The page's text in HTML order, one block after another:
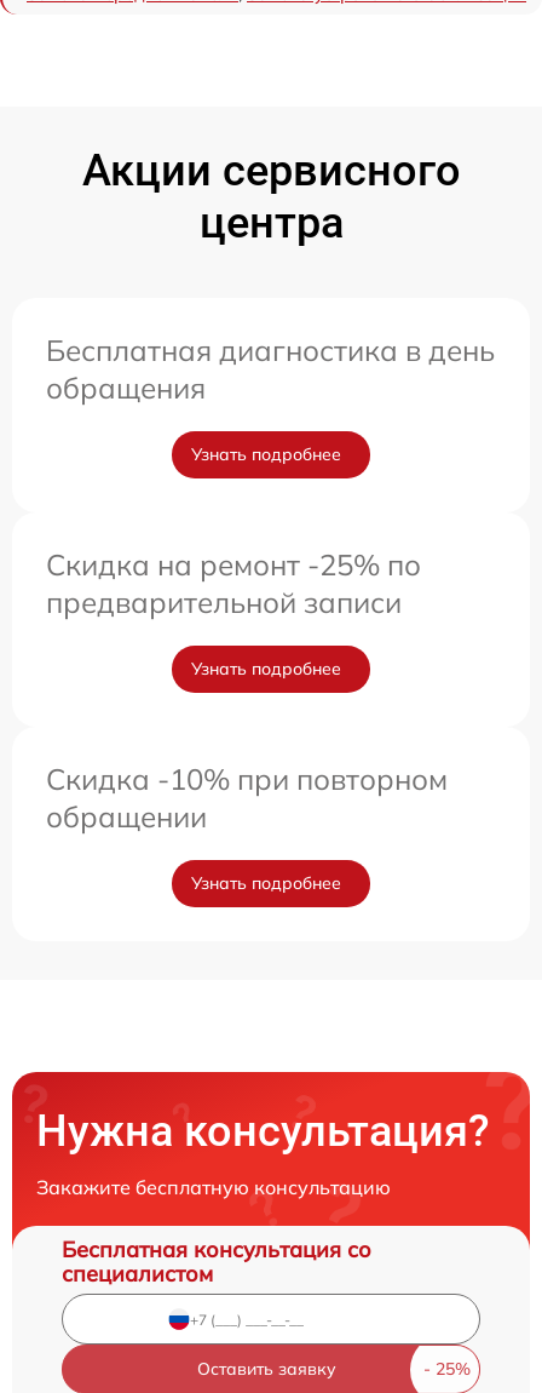
Акции сервисного
центра
Бесплатная диагностика в день
обращения
Узнать подробнее
Скидка на ремонт -25% по
предварительной записи
Узнать подробнее
Скидка -10% при повторном
обращении
Узнать подробнее
Нужна консультация?
Закажите бесплатную консультацию
Бесплатная консультация со
специалистом
Оставить заявку